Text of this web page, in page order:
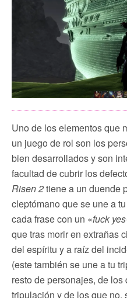
Uno de los elementos que
un juego de rol son los
bien desarrollados y son
facultad de cubrir los
Risen 2tiene a un duende
cleptómano que se une a
cada frase con un «fuck yes
que tras morir en extrañas
del espíritu y a raíz del
(este también se une a tu
resto de personajes, de
tripulación y de los que no,